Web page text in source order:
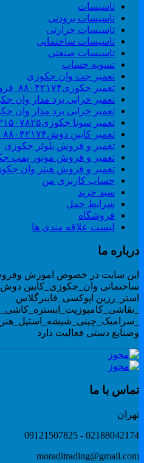
تاسیسات
تاسیسات برودتی
تاسیسات حرارتی
تاسیسات ساختمانی
تاسیسات صنعتی
تسویه حساب
تعمیر جت وان جکوزی
تعمیر جکوزی۸۸۰۴۲۱۷۴_فروش وان_جکوزی
تعمیر خرابی برد مدار وان
تعمیر خرابی برد مدار وان
تعمیر سونا جکوزی۰۹۱۲۱۵۰۷۸۲۵#| Sauna | Jacuzzi
تعمیر کابین دوش۸۸۰۴۲۱۷۴_فروش کابین دوش
تعمیر و فروش بلوئر جکوزی
تعمیر و فروش موتور پمپ
تعمیر و فروش هیتر وان جکوزی
حساب کاربری من
سبد خرید
شرایط حمل
فروشگاه
لیست علاقه مندی ها
ما
سایت در خصوص اموزش وفروش
وان_جکوزی_کابین
اپوکسی_فایبرگلاس
دستی فعالیت دارد
با ما
02188042174 -